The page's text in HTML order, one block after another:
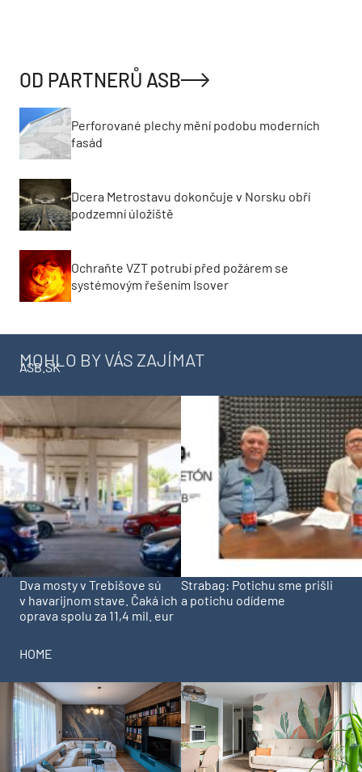
OD PARTNERŮ ASB
Perforované plechy mění podobu moderních
fasád
Dcera Metrostavu dokončuje v Norsku obří
podzemní úložiště
Ochraňte VZT potrubí před požárem se
systémovým řešením Isover
MOHLO BY VÁS ZAJÍMAT
ASB.SK
Dva mosty v Trebišove sú
v havarijnom stave. Čaká ich
oprava spolu za 11,4 mil. eur
Strabag: Potichu sme prišli
a potichu odídeme
HOME